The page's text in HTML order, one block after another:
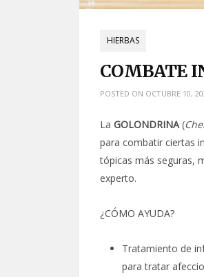
HIERBAS
COMBATE
POSTED ON OCTUBRE 10,
La GOLONDRINA(
para combatir ciertas
tópicas más seguras,
experto.
¿CÓMO AYUDA?
Tratamiento de
para tratar